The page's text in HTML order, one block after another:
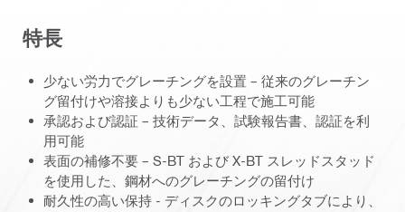
特長
少ない労力でグレーチングを設置 – 従来のグレーチン
グ留付けや溶接よりも少ない工程で施工可能
承認および認証 – 技術データ、試験報告書、認証を利
用可能
表面の補修不要 – S-BT および X-BT スレッドスタッド
を使用した、鋼材へのグレーチングの留付け
耐久性の高い保持 - ディスクのロッキングタブにより、